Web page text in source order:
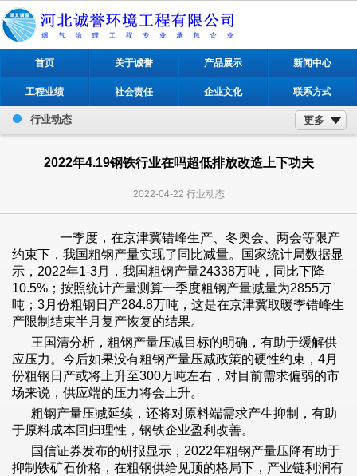
首页 关于诚誉 产品展示 新闻中心
工程业绩 社会责任 企业文化 联系方式
行业动态 更多
2022年4.19钢铁行业在吗超低排放改造上下功夫
2022-04-22 行业动态
一季度，在京津冀错峰生产、冬奥会、两会等限产
约束下，我国粗钢产量实现了同比减量。国家统计局数据显
示，2022年1-3月，我国粗钢产量24338万吨，同比下降
10.5%；按照统计产量测算一季度粗钢产量减量为2855万
吨；3月份粗钢日产284.8万吨，这是在京津冀取暖季错峰生
产限制结束半月复产恢复的结果。
王国清分析，粗钢产量压减目标的明确，有助于缓解供
应压力。今后如果没有粗钢产量压减政策的硬性约束，4月
份粗钢日产或将上升至300万吨左右，对目前需求偏弱的市
场来说，供应端的压力将会上升。
粗钢产量压减延续，还将对原料端需求产生抑制，有助
于原料成本回归理性，钢铁企业盈利改善。
国信证券发布的研报显示，2022年粗钢产量压降有助于
抑制铁矿石价格，在粗钢供给见顶的格局下，产业链利润有